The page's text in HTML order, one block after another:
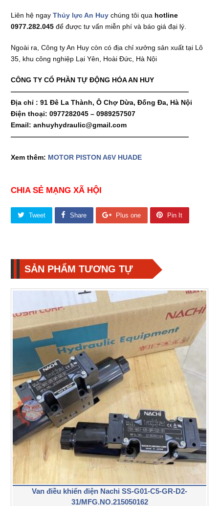
Liên hệ ngayThủy lực An Huy chúng tôi qua hotline
0977.282.045 để được tư vấn miễn phí và báo giá đại lý.
Ngoài ra, Công ty An Huy còn có địa chỉ xưởng sản xuất tại Lô
35, khu công nghiệp Lại Yên, Hoài Đức, Hà Nội
CÔNG TY CỔ PHẦN TỰ ĐỘNG HÓA AN HUY
——————————————————————————
Địa chỉ : 91 Đê La Thành, Ô Chợ Dừa, Đống Đa, Hà Nội
Điện thoại: 0977282045 – 0989257507
Email: anhuyhydraulic@gmail.com
——————————————————————————
Xem thêm: MOTOR PISTON A6V HUADE
CHIA SẺ MẠNG XÃ HỘI
Tweet Share Plus one Pin It
SẢN PHẨM TƯƠNG TỰ
Van điều khiển điện Nachi SS-G01-C5-GR-D2-
31/MFG.NO.215050162